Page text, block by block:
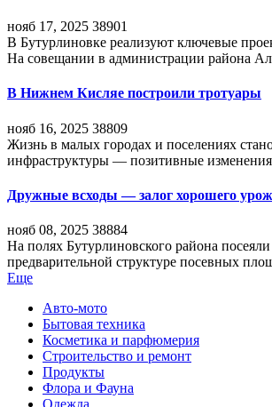
нояб 17, 2025 38901
В Бутурлиновке реализуют ключевые
На совещании в администрации района
В Нижнем Кисляе построили тротуары
нояб 16, 2025 38809
Жизнь в малых городах и поселениях
инфраструктуры — позитивные
Дружные всходы — залог хорошего
нояб 08, 2025 38884
На полях Бутурлиновского района
предварительной структуре посевных
Еще
Авто-мото
Бытовая техника
Косметика и парфюмерия
Строительство и ремонт
Продукты
Флора и Фауна